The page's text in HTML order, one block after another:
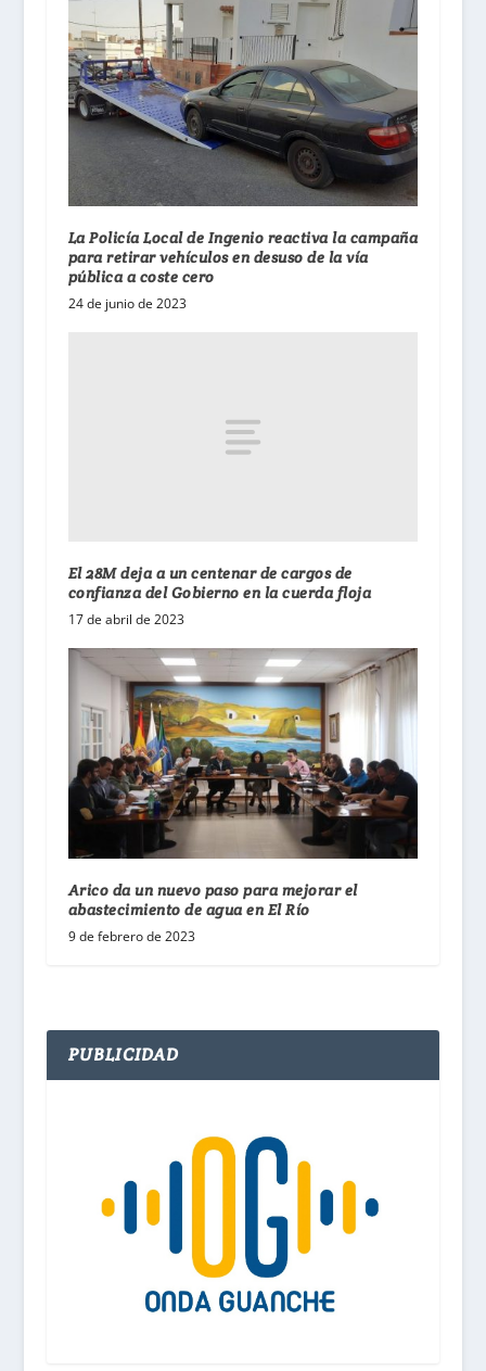
La Policía Local de Ingenio reactiva la campaña
para retirar vehículos en desuso de la vía
pública a coste cero
24 de junio de 2023
El 28M deja a un centenar de cargos de
confianza del Gobierno en la cuerda floja
17 de abril de 2023
Arico da un nuevo paso para mejorar el
abastecimiento de agua en El Río
9 de febrero de 2023
PUBLICIDAD